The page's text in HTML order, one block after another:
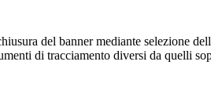
del banner mediante selezione
di tracciamento diversi da quelli